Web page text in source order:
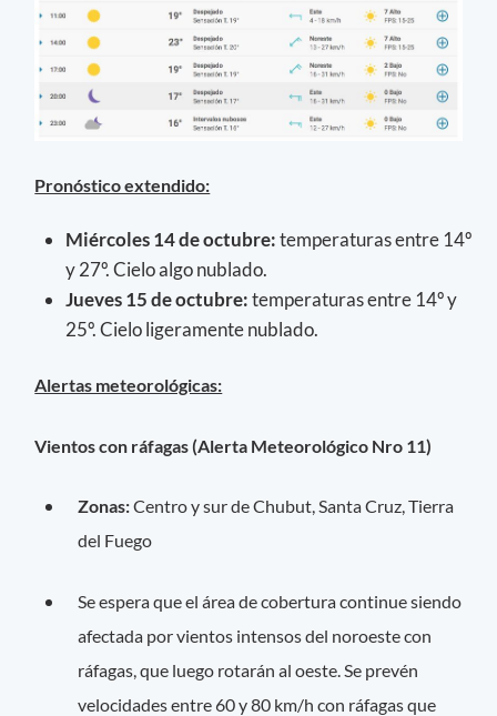
Pronóstico extendido:
Miércoles 14 de octubre:temperaturas entre 14º
y 27º. Cielo algo nublado.
Jueves 15 de octubre:temperaturas entre 14º y
25º. Cielo ligeramente nublado.
Alertas meteorológicas:
Vientos con ráfagas (Alerta Meteorológico Nro 11)
Zonas:Centro y sur de Chubut, Santa Cruz, Tierra
del Fuego
Se espera que el área de cobertura continue siendo
afectada por vientos intensos del noroeste con
ráfagas, que luego rotarán al oeste. Se prevén
velocidades entre 60 y 80 km/h con ráfagas que